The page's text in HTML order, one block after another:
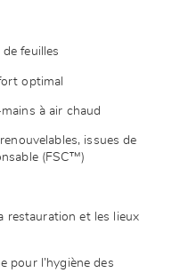
feuilles
optimal
à air chaud
issues de
(FSC™)
restauration et les lieux
pour l’hygiène des